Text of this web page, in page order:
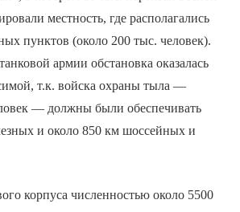
местность, где располагались
пунктов (около 200 тыс. человек).
армии обстановка оказалась
т.к. войска охраны тыла —
— должны были обеспечивать
и около 850 км шоссейных и
корпуса численностью около 5500